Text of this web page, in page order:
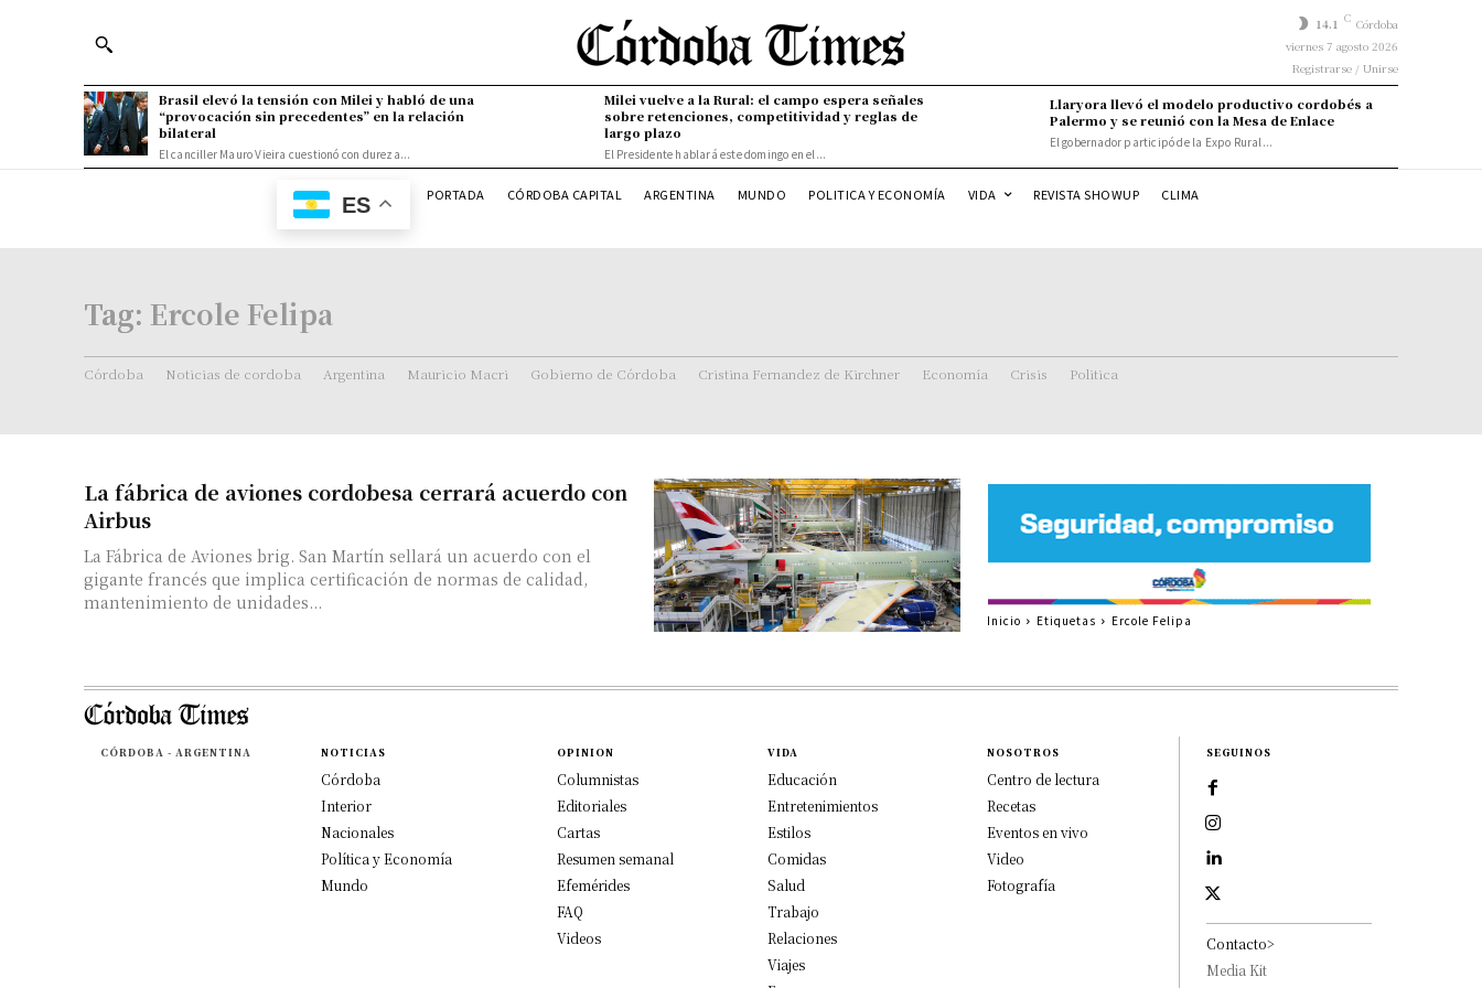
14.1 C Córdoba
viernes 7 agosto 2026
Registrarse / Unirse
Brasil elevó la tensión con Milei y habló de una
“provocación sin precedentes” en la relación
bilateral
El canciller Mauro Vieira cuestionó con dureza...
Milei vuelve a la Rural: el campo espera señales
sobre retenciones, competitividad y reglas de
largo plazo
El Presidente hablará este domingo en el...
Llaryora llevó el modelo productivo cordobés a
Palermo y se reunió con la Mesa de Enlace
El gobernador participó de la Expo Rural...
ES PORTADA CÓRDOBA CAPITAL ARGENTINA MUNDO POLITICA Y ECONOMÍA VIDA REVISTA SHOWUP CLIMA
Tag: Ercole Felipa
Córdoba Noticias de cordoba Argentina Mauricio Macri Gobierno de Córdoba Cristina Fernandez de Kirchner Economía Crisis Politica
La fábrica de aviones cordobesa cerrará acuerdo con
Airbus
La Fábrica de Aviones brig. San Martín sellará un acuerdo con el
gigante francés que implica certificación de normas de calidad,
mantenimiento de unidades...
Inicio Etiquetas Ercole Felipa
CÓRDOBA - ARGENTINA NOTICIAS
Córdoba
Interior
Nacionales
Política y Economía
Mundo
OPINION
Columnistas
Editoriales
Cartas
Resumen semanal
Efemérides
FAQ
Videos
VIDA
Educación
Entretenimientos
Estilos
Comidas
Salud
Trabajo
Relaciones
Viajes
NOSOTROS
Centro de lectura
Recetas
Eventos en vivo
Video
Fotografía
SEGUINOS
Contacto>
Media Kit